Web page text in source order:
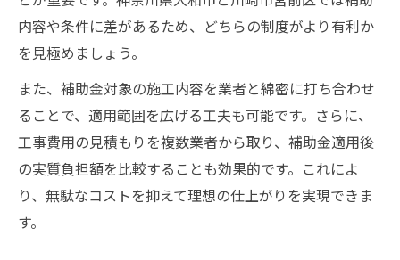
内容や条件に差があるため、どちらの制度がより有利か
を見極めましょう。
また、補助金対象の施工内容を業者と綿密に打ち合わせ
ることで、適用範囲を広げる工夫も可能です。さらに、
工事費用の見積もりを複数業者から取り、補助金適用後
の実質負担額を比較することも効果的です。これによ
り、無駄なコストを抑えて理想の仕上がりを実現できま
す。